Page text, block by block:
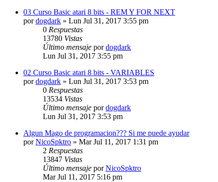
03 Curso Basic atari 8 bits - REM Y FOR NEXT
pordogdark » Lun Jul 31, 2017 3:55 pm
0 Respuestas
13780 Vistas
Último mensaje pordogdark
Lun Jul 31, 2017 3:55 pm
02 Curso Basic atari 8 bits - VARIABLES
pordogdark » Lun Jul 31, 2017 3:53 pm
0 Respuestas
13534 Vistas
Último mensaje pordogdark
Lun Jul 31, 2017 3:53 pm
Algun Mago de programacion??? Si me puede ayudar
porNicoSpktro » Mar Jul 11, 2017 1:31 pm
2 Respuestas
13847 Vistas
Último mensaje porNicoSpktro
Mar Jul 11, 2017 5:16 pm